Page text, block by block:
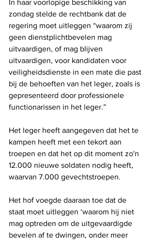
In haar voorlopige beschikking van
zondag stelde de rechtbank dat de
regering moet uitleggen “waarom zij
geen dienstplichtbevelen mag
uitvaardigen, of mag blijven
uitvaardigen, voor kandidaten voor
veiligheidsdienste in een mate die past
bij de behoeften van het leger, zoals is
gepresenteerd door professionele
functionarissen in het leger.”
Het leger heeft aangegeven dat het te
kampen heeft met een tekort aan
troepen en dat het op dit moment zo'n
12.000 nieuwe soldaten nodig heeft,
waarvan 7.000 gevechtstroepen.
Het hof voegde daaraan toe dat de
staat moet uitleggen ‘waarom hij niet
mag optreden om de uitgevaardigde
bevelen af ​​te dwingen, onder meer